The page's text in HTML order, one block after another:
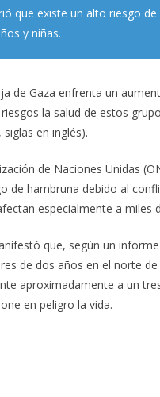
at
s
A
p
p
ai
l
m
ar
ti
r
que existe un alto riesgo
y niñas.
de Gaza enfrenta un
la salud de estos
en inglés).
de Naciones Unidas
de hambruna debido al
especialmente a miles
que, según un
de dos años en el norte
aproximadamente a un
en peligro la vida.